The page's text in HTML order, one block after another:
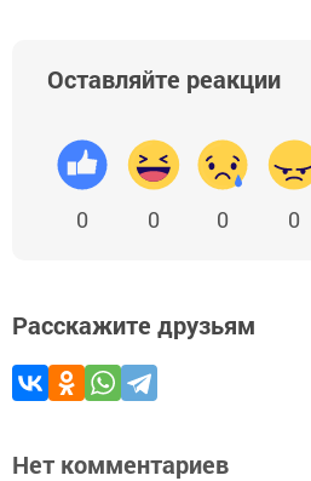
Оставляйте реакции
0 0 0 0
Расскажите друзьям
Нет комментариев